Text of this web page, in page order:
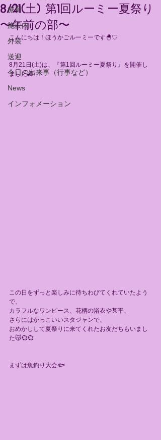
療育
施設内
外装
送迎
今日の出来事（行事など）
News
インフォメーション
8/21(土) 第1回ルーミー夏祭り
〜午前の部〜
こんにちは！ほうかごルーミーです🐣♡
8月21日(土)は、『第1回ルーミー夏祭り』を開催し
ました🎳
この日をずっと楽しみに待ちわびてくれていたよう
で、
カラフルなワンピース、花柄の浴衣や甚平、
さらにはかっこいいスタジャンで、
おめかしして夏祭りに来てくれたお友だちもいまし
た😽💞💞
まずは魚釣り大会🐟